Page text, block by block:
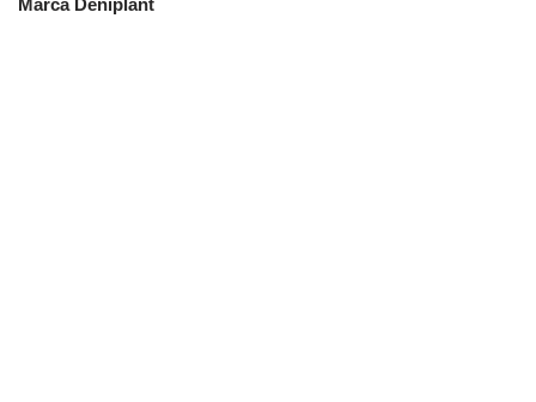
Marca Deniplant